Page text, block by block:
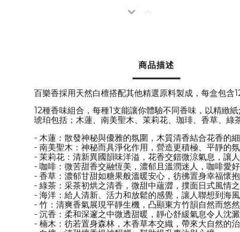
商品描述
百樂香採用天然白檀搭配其他精選原料製成，每盒包含
12種香味組合，每種1支能讓你體驗不同香味，以精緻紙
琥珀包括；木蓮、南美聖木、茉莉花、珈琲、香草、
- 木蓮：散發神秘與優雅的氛圍，木質清香結合花香的
- 南美聖木：神秘而具淨化作用，營造更積極、平靜的氛
- 茉莉花：清新異國韻味洋溢，花香交錯微涼氣息，讓
- 咖啡：微苦甜香交融恆美，濃郁且溫潤迷人，咖啡愛好
- 香草：濃郁甘甜如糖果般溫暖安心，彷彿置身幸福懷抱
- 綠茶：采茶初烘之清香，微甜中蘊澀，撲面日式風情之
- 海洋：給人清新、活力和放鬆的感覺，讓人聯想到海
- 竹：清爽香氣展現平靜生機，凸顯東方竹韻自然而悠然
- 沉香：柔和深邃之中微透甜暖，靜心舒緩氣息令人沈澱
- 楠木：彷若置身森林，木香草本交織，帶來大自然的治